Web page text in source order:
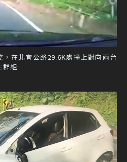
，在北宜公路29.6K處撞上對向兩台
群組